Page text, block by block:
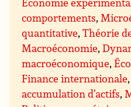
comportements,
quantitative,Théorie
Macroéconomie,
macroéconomique,
Finance internationale,
accumulation d’actifs,